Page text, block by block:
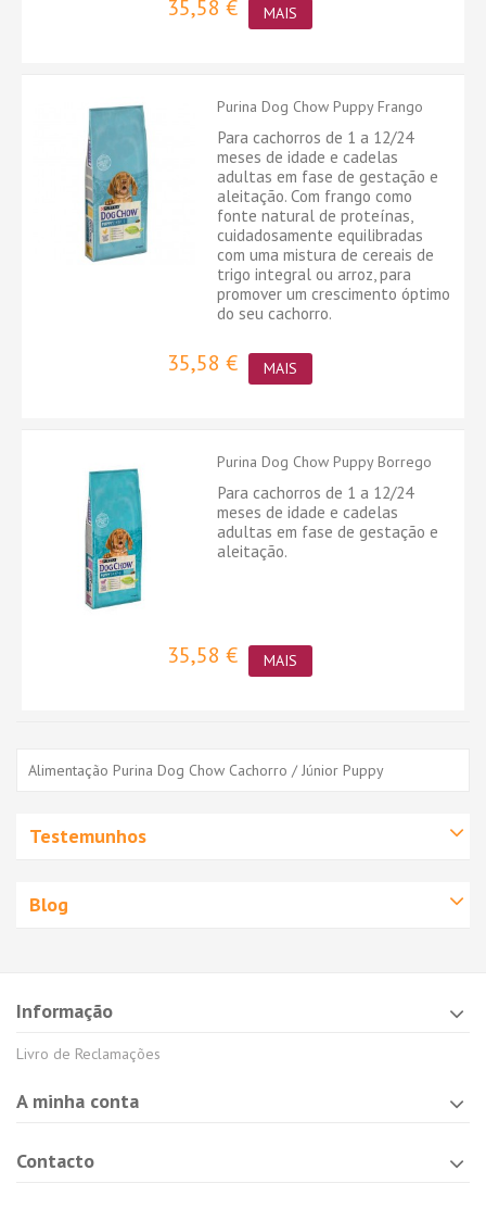
35,58 € MAIS
Purina Dog Chow Puppy Frango
Para cachorros de 1 a 12/24
meses de idade e cadelas
adultas em fase de gestação e
aleitação. Com frango como
fonte natural de proteínas,
cuidadosamente equilibradas
com uma mistura de cereais de
trigo integral ou arroz, para
promover um crescimento óptimo
do seu cachorro.
35,58 € MAIS
Purina Dog Chow Puppy Borrego
Para cachorros de 1 a 12/24
meses de idade e cadelas
adultas em fase de gestação e
aleitação.
35,58 € MAIS
Alimentação Purina Dog Chow Cachorro / Júnior Puppy
Testemunhos
Blog
Informação
Livro de Reclamações
A minha conta
Contacto